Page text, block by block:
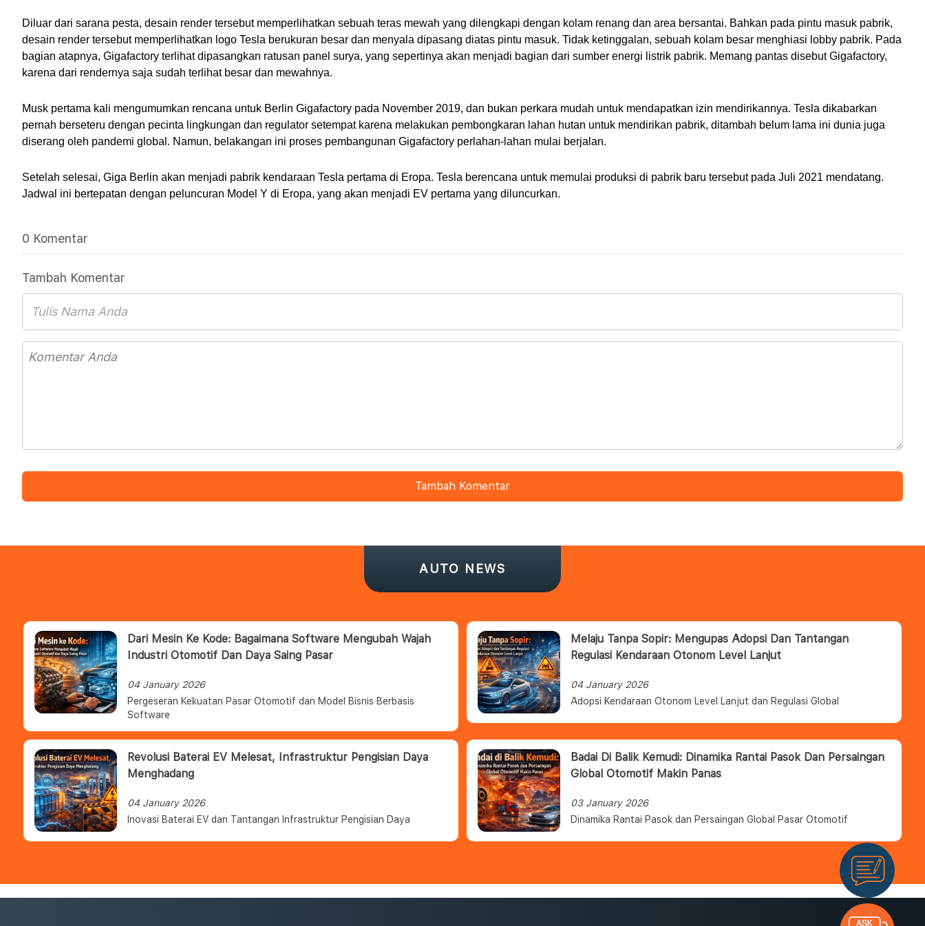
Diluar dari sarana pesta, desain render tersebut memperlihatkan sebuah teras mewah yang dilengkapi dengan kolam renang dan area bersantai. Bahkan pada pintu masuk pabrik,
desain render tersebut memperlihatkan logo Tesla berukuran besar dan menyala dipasang diatas pintu masuk. Tidak ketinggalan, sebuah kolam besar menghiasi lobby pabrik. Pada
bagian atapnya, Gigafactory terlihat dipasangkan ratusan panel surya, yang sepertinya akan menjadi bagian dari sumber energi listrik pabrik. Memang pantas disebut Gigafactory,
karena dari rendernya saja sudah terlihat besar dan mewahnya.
Musk pertama kali mengumumkan rencana untuk Berlin Gigafactory pada November 2019, dan bukan perkara mudah untuk mendapatkan izin mendirikannya. Tesla dikabarkan
pernah berseteru dengan pecinta lingkungan dan regulator setempat karena melakukan pembongkaran lahan hutan untuk mendirikan pabrik, ditambah belum lama ini dunia juga
diserang oleh pandemi global. Namun, belakangan ini proses pembangunan Gigafactory perlahan-lahan mulai berjalan.
Setelah selesai, Giga Berlin akan menjadi pabrik kendaraan Tesla pertama di Eropa. Tesla berencana untuk memulai produksi di pabrik baru tersebut pada Juli 2021 mendatang.
Jadwal ini bertepatan dengan peluncuran Model Y di Eropa, yang akan menjadi EV pertama yang diluncurkan.
0 Komentar
Tambah Komentar
Tambah Komentar
AUTO NEWS
Dari Mesin Ke Kode: Bagaimana Software Mengubah Wajah
Industri Otomotif Dan Daya Saing Pasar
04 January 2026
Pergeseran Kekuatan Pasar Otomotif dan Model Bisnis Berbasis
Software
Melaju Tanpa Sopir: Mengupas Adopsi Dan Tantangan
Regulasi Kendaraan Otonom Level Lanjut
04 January 2026
Adopsi Kendaraan Otonom Level Lanjut dan Regulasi Global
Revolusi Baterai EV Melesat, Infrastruktur Pengisian Daya
Menghadang
04 January 2026
Inovasi Baterai EV dan Tantangan Infrastruktur Pengisian Daya
Badai Di Balik Kemudi: Dinamika Rantai Pasok Dan Persaingan
Global Otomotif Makin Panas
03 January 2026
Dinamika Rantai Pasok dan Persaingan Global Pasar Otomotif